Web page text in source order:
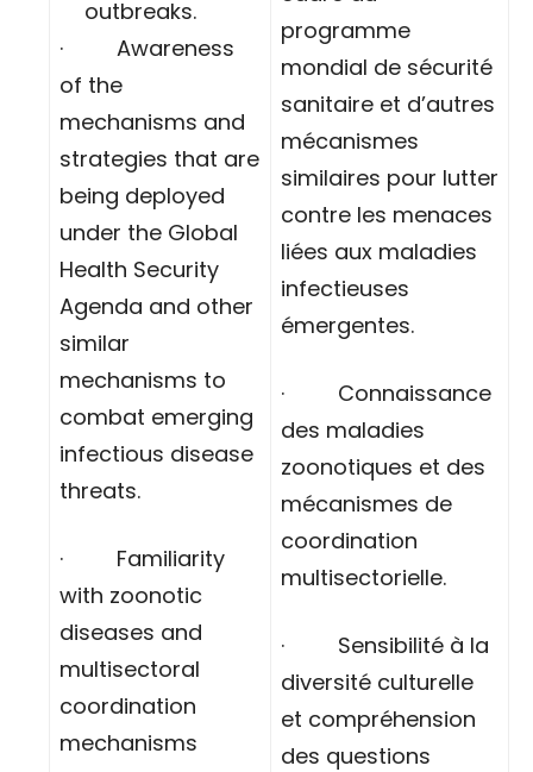
outbreaks.
· Awareness
of the
mechanisms and
strategies that are
being deployed
under the Global
Health Security
Agenda and other
similar
mechanisms to
combat emerging
infectious disease
threats.
· Familiarity
with zoonotic
diseases and
multisectoral
coordination
mechanisms
programme
mondial de sécurité
sanitaire et d’autres
mécanismes
similaires pour lutter
contre les menaces
liées aux maladies
infectieuses
émergentes.
· Connaissance
des maladies
zoonotiques et des
mécanismes de
coordination
multisectorielle.
· Sensibilité à la
diversité culturelle
et compréhension
des questions